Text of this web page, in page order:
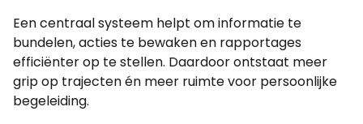
Een centraal systeem helpt om informatie te
bundelen, acties te bewaken en rapportages
efficiënter op te stellen. Daardoor ontstaat meer
grip op trajecten én meer ruimte voor persoonlijke
begeleiding.